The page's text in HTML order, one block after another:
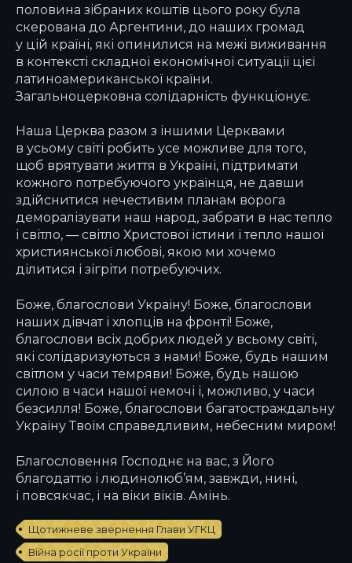
половина зібраних коштів цього року була
скерована до Аргентини, до наших громад
у цій країні, які опинилися на межі виживання
в контексті складної економічної ситуації цієї
латиноамериканської країни.
Загальноцерковна солідарність функціонує.
Наша Церква разом з іншими Церквами
в усьому світі робить усе можливе для того,
щоб врятувати життя в Україні, підтримати
кожного потребуючого українця, не давши
здійснитися нечестивим планам ворога
деморалізувати наш народ, забрати в нас тепло
і світло, — світло Христової істини і тепло нашої
християнської любові, якою ми хочемо
ділитися і зігріти потребуючих.
Боже, благослови Україну! Боже, благослови
наших дівчат і хлопців на фронті! Боже,
благослови всіх добрих людей у всьому світі,
які солідаризуються з нами! Боже, будь нашим
світлом у часи темряви! Боже, будь нашою
силою в часи нашої немочі і, можливо, у часи
безсилля! Боже, благослови багатостраждальну
Україну Твоїм справедливим, небесним миром!
Благословення Господнє на вас, з Його
благодаттю і людинолюб’ям, завжди, нині,
і повсякчас, і на віки віків. Амінь.
Щотижневе звернення Глави УГКЦ
Війна росії проти України